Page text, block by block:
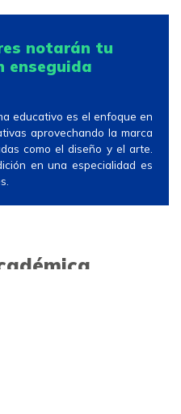
notarán tu
enseguida
educativo es el enfoque en
aprovechando la marca
como el diseño y el arte.
en una especialidad es